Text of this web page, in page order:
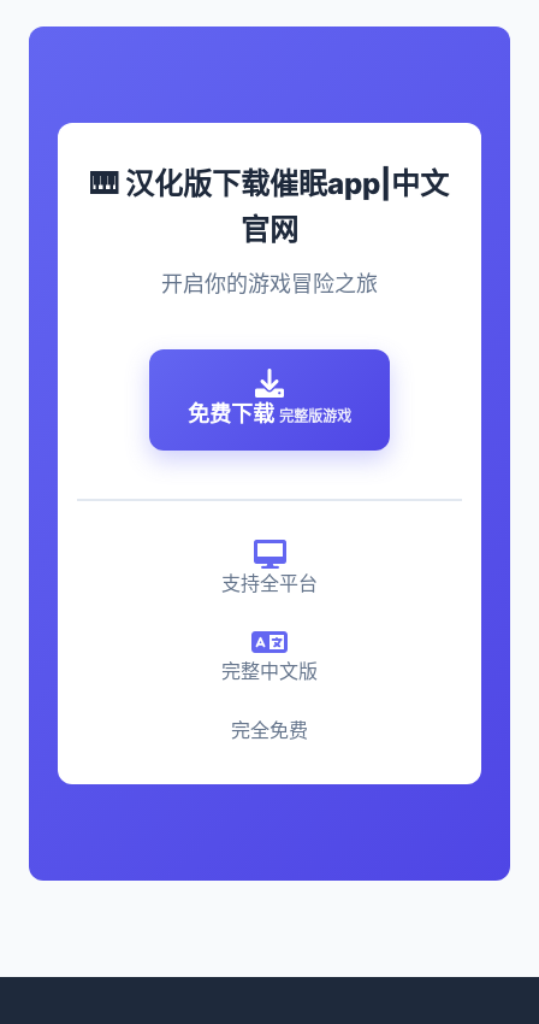
🎹 汉化版下载催眠app|中文
官网
开启你的游戏冒险之旅
免费下载 完整版游戏
支持全平台
完整中文版
完全免费